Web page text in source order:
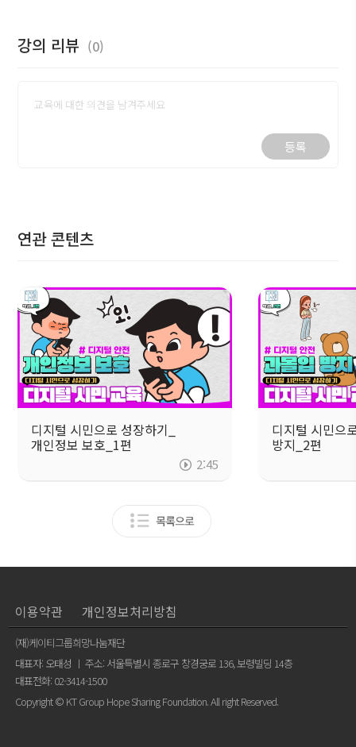
강의 리뷰 (0)
등록
연관 콘텐츠
디지털 시민으로 성장하기_
개인정보 보호_1편
2:45
디지털 시민으
방지_2편
이용약관 개인정보처리방침
(재)케이티그룹희망나눔재단
대표자: 오태성 ㅣ 주소: 서울특별시 종로구 창경궁로 136, 보령빌딩 14층
대표전화: 02-3414-1500
Copyright © KT Group Hope Sharing Foundation. All right Reserved.